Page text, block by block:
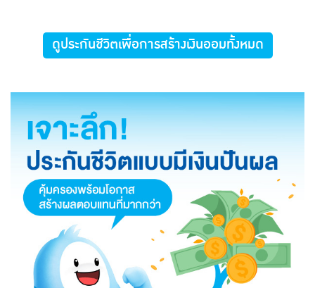
ดูประกันชีวิตเพื่อการสร้างเงินออมทั้งหมด